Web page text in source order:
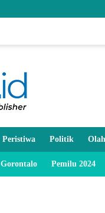
Peristiwa Politik
Gorontalo Pemilu 2024